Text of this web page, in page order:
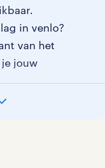
in venlo?
van het
jouw